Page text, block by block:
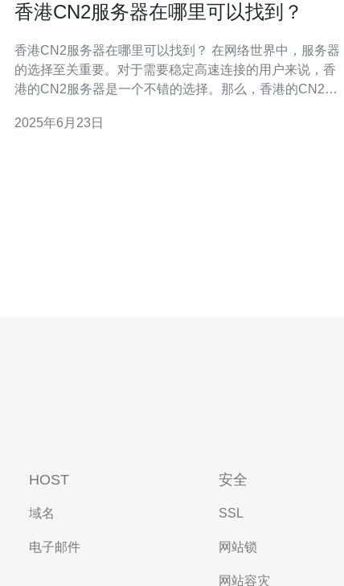
香港CN2服务器在哪里可以找到？
香港CN2服务器在哪里可以找到？ 在网络世界中，服务器
的选择至关重要。对于需要稳定高速连接的用户来说，香
港的CN2服务器是一个不错的选择。那么，香港的CN2服
CN2服务器是指使用了中国电信的CN2网络直连的服务
2025年6月23日
HOST
域名
电子邮件
安全
SSL
网站锁
网站容灾